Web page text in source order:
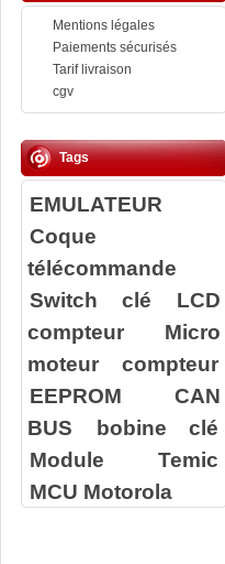
Mentions légales
Paiements sécurisés
Tarif livraison
cgv
Tags
EMULATEUR
Coque
télécommande
Switch clé
LCD
compteur
Micro
moteur compteur
EEPROM
CAN
BUS
bobine clé
Module Temic
MCU Motorola